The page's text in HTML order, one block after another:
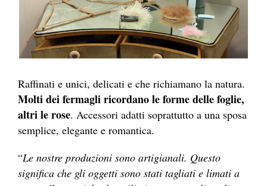
Raffinati e unici, delicati e che richiamano la natura.
Molti dei fermagli ricordano le forme delle foglie,
altri le rose. Accessori adatti soprattutto a una sposa
semplice, elegante e romantica.
“Le nostre produzioni sono artigianali. Questo
significa che gli oggetti sono stati tagliati e limati a